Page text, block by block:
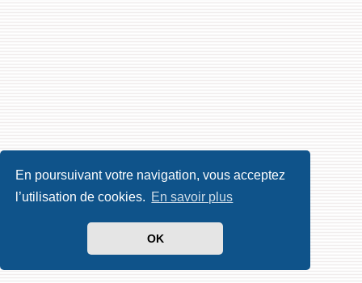
En poursuivant votre navigation, vous acceptez
l’utilisation de cookies. En savoir plus
OK